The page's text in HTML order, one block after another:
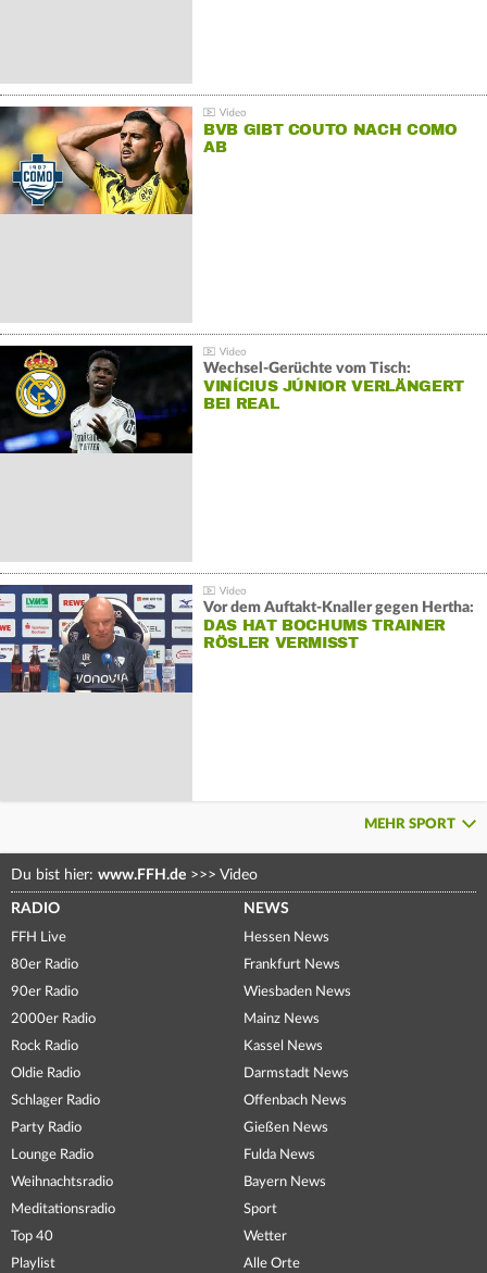
BVB GIBT COUTO NACH COMO
AB
Wechsel-Gerüchte vom Tisch:
VINÍCIUS JÚNIOR VERLÄNGERT
BEI REAL
Vor dem Auftakt-Knaller gegen Hertha:
DAS HAT BOCHUMS TRAINER
RÖSLER VERMISST
MEHR SPORT
Du bist hier: www.FFH.de >>> Video
RADIO
FFH Live
80er Radio
90er Radio
2000er Radio
Rock Radio
Oldie Radio
Schlager Radio
Party Radio
Lounge Radio
Weihnachtsradio
Meditationsradio
Top 40
Playlist
NEWS
Hessen News
Frankfurt News
Wiesbaden News
Mainz News
Kassel News
Darmstadt News
Offenbach News
Gießen News
Fulda News
Bayern News
Sport
Wetter
Alle Orte